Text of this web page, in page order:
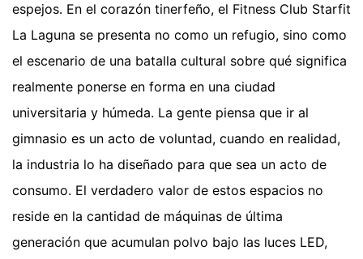
espejos. En el corazón tinerfeño, el Fitness Club Starfit
La Laguna se presenta no como un refugio, sino como
el escenario de una batalla cultural sobre qué significa
realmente ponerse en forma en una ciudad
universitaria y húmeda. La gente piensa que ir al
gimnasio es un acto de voluntad, cuando en realidad,
la industria lo ha diseñado para que sea un acto de
consumo. El verdadero valor de estos espacios no
reside en la cantidad de máquinas de última
generación que acumulan polvo bajo las luces LED,